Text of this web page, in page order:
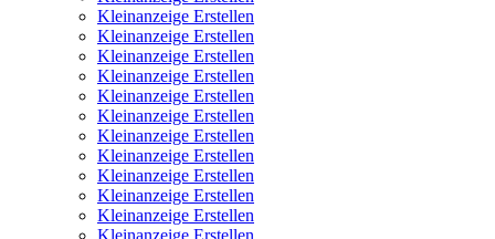
Kleinanzeige Erstellen
Kleinanzeige Erstellen
Kleinanzeige Erstellen
Kleinanzeige Erstellen
Kleinanzeige Erstellen
Kleinanzeige Erstellen
Kleinanzeige Erstellen
Kleinanzeige Erstellen
Kleinanzeige Erstellen
Kleinanzeige Erstellen
Kleinanzeige Erstellen
Kleinanzeige Erstellen